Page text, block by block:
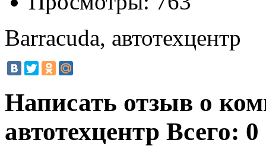
Barracuda, автотехцентр
Написать отзыв о
автотехцентр Всего: 0